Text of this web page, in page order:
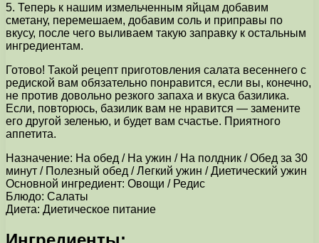
5. Теперь к нашим измельченным яйцам добавим
сметану, перемешаем, добавим соль и приправы по
вкусу, после чего выливаем такую заправку к остальным
ингредиентам.
Готово! Такой рецепт приготовления салата весеннего с
редиской вам обязательно понравится, если вы, конечно,
не против довольно резкого запаха и вкуса базилика.
Если, повторюсь, базилик вам не нравится — замените
его другой зеленью, и будет вам счастье. Приятного
аппетита.
Назначение: На обед / На ужин / На полдник / Обед за 30
минут / Полезный обед / Легкий ужин / Диетический ужин
Основной ингредиент: Овощи / Редис
Блюдо: Салаты
Диета: Диетическое питание